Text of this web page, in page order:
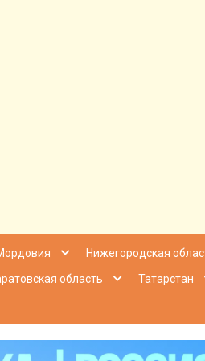
Нижегородская
область
Татарстан